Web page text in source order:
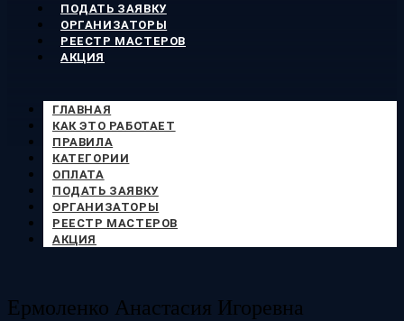
ПОДАТЬ ЗАЯВКУ
ОРГАНИЗАТОРЫ
РЕЕСТР МАСТЕРОВ
АКЦИЯ
ГЛАВНАЯ
КАК ЭТО РАБОТАЕТ
ПРАВИЛА
КАТЕГОРИИ
ОПЛАТА
ПОДАТЬ ЗАЯВКУ
ОРГАНИЗАТОРЫ
РЕЕСТР МАСТЕРОВ
АКЦИЯ
Ермоленко Анастасия Игоревна